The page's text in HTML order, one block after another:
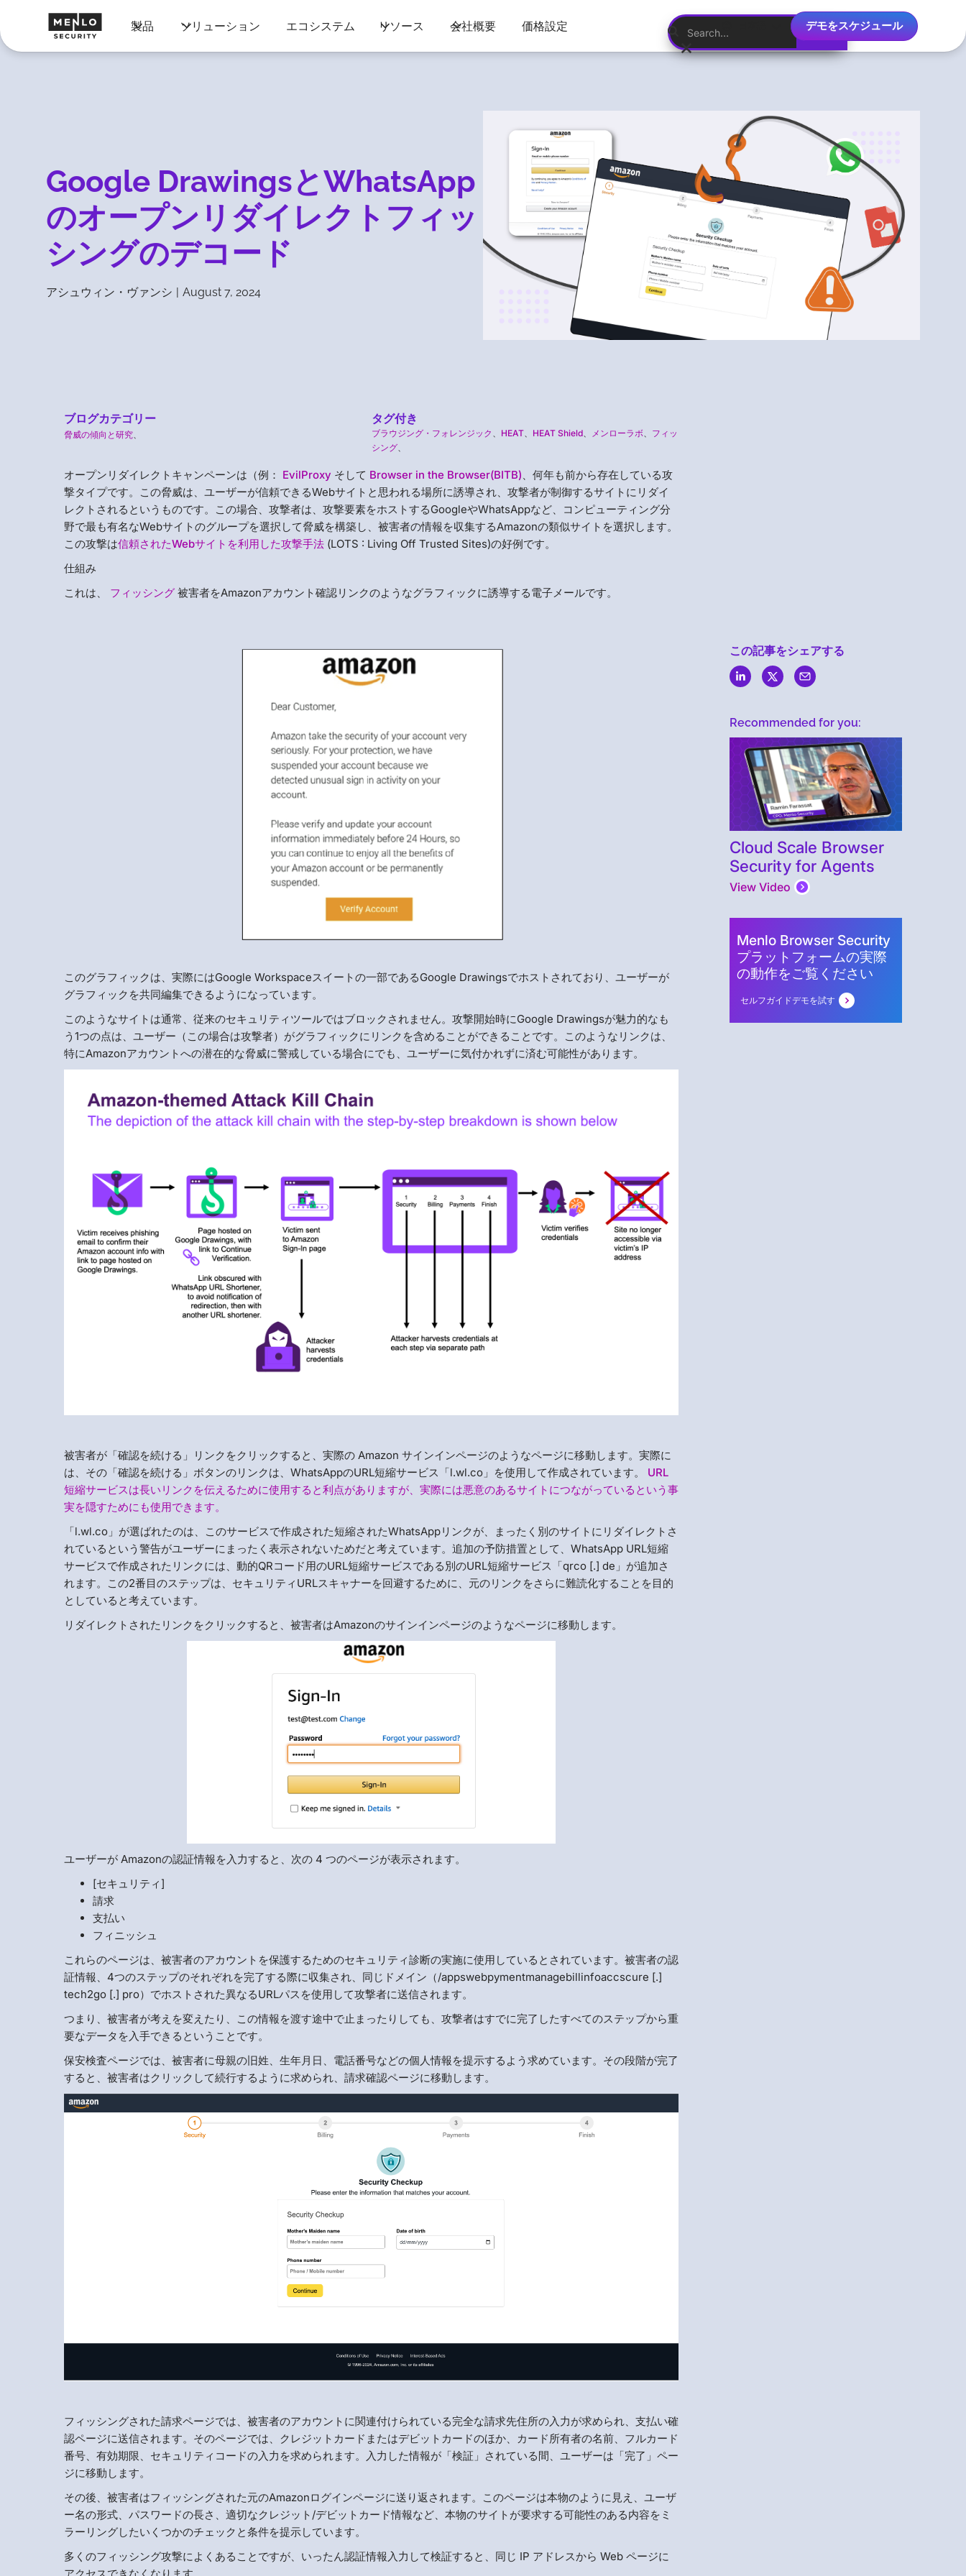
製品 ソリューション エコシステム リソース 会社概要 価格設定 デモをスケジュール
Google DrawingsとWhatsApp
のオープンリダイレクトフィッ
シングのデコード
アシュウィン・ヴァンシ | August 7, 2024
ブログカテゴリー
脅威の傾向と研究
タグ付き
ブラウジング・フォレンジック HEAT、 HEAT Shield、 メンローラボ
フィッ
シング、
オープンリダイレクトキャンペーンは（例： EvilProxy そして Browser in the Browser(BITB)、何年も前から存在している攻
撃タイプです。この脅威は、ユーザーが信頼できるWebサイトと思われる場所に誘導され、攻撃者が制御するサイトにリダイ
レクトされるというものです。この場合、攻撃者は、攻撃要素をホストするGoogleやWhatsAppなど、コンピューティング分
野で最も有名なWebサイトのグループを選択して脅威を構築し、被害者の情報を収集するAmazonの類似サイトを選択します。
この攻撃は信頼されたWebサイトを利用した攻撃手法 (LOTS : Living Off Trusted Sites)の好例です。
仕組み
これは、 フィッシング 被害者をAmazonアカウント確認リンクのようなグラフィックに誘導する電子メールです。
このグラフィックは、実際にはGoogle Workspaceスイートの一部であるGoogle Drawingsでホストされており、ユーザーが
グラフィックを共同編集できるようになっています。
このようなサイトは通常、従来のセキュリティツールではブロックされません。攻撃開始時にGoogle Drawingsが魅力的なも
う1つの点は、ユーザー（この場合は攻撃者）がグラフィックにリンクを含めることができることです。このようなリンクは、
特にAmazonアカウントへの潜在的な脅威に警戒している場合にでも、ユーザーに気付かれずに済む可能性があります。
被害者が「確認を続ける」リンクをクリックすると、実際の Amazon サインインページのようなページに移動します。実際に
は、その「確認を続ける」ボタンのリンクは、WhatsAppのURL短縮サービス「l.wl.co」を使用して作成されています。 URL
短縮サービスは長いリンクを伝えるために使用すると利点がありますが、実際には悪意のあるサイトにつながっているという事
実を隠すためにも使用できます。
「l.wl.co」が選ばれたのは、このサービスで作成された短縮されたWhatsAppリンクが、まったく別のサイトにリダイレクトさ
れているという警告がユーザーにまったく表示されないためだと考えています。追加の予防措置として、WhatsApp URL短縮
サービスで作成されたリンクには、動的QRコード用のURL短縮サービスである別のURL短縮サービス「qrco [.] de」が追加さ
れます。この2番目のステップは、セキュリティURLスキャナーを回避するために、元のリンクをさらに難読化することを目的
としていると考えています。
リダイレクトされたリンクをクリックすると、被害者はAmazonのサインインページのようなページに移動します。
ユーザーが Amazonの認証情報を入力すると、次の 4 つのページが表示されます。
[セキュリティ]
請求
支払い
フィニッシュ
これらのページは、被害者のアカウントを保護するためのセキュリティ診断の実施に使用しているとされています。被害者の認
証情報、4つのステップのそれぞれを完了する際に収集され、同じドメイン（/appswebpymentmanagebillinfoaccscure [.]
tech2go [.] pro）でホストされた異なるURLパスを使用して攻撃者に送信されます。
つまり、被害者が考えを変えたり、この情報を渡す途中で止まったりしても、攻撃者はすでに完了したすべてのステップから重
要なデータを入手できるということです。
保安検査ページでは、被害者に母親の旧姓、生年月日、電話番号などの個人情報を提示するよう求めています。その段階が完了
すると、被害者はクリックして続行するように求められ、請求確認ページに移動します。
フィッシングされた請求ページでは、被害者のアカウントに関連付けられている完全な請求先住所の入力が求められ、支払い確
認ページに送信されます。そのページでは、クレジットカードまたはデビットカードのほか、カード所有者の名前、フルカード
番号、有効期限、セキュリティコードの入力を求められます。入力した情報が「検証」されている間、ユーザーは「完了」ペー
ジに移動します。
その後、被害者はフィッシングされた元のAmazonログインページに送り返されます。このページは本物のように見え、ユーザ
ー名の形式、パスワードの長さ、適切なクレジット/デビットカード情報など、本物のサイトが要求する可能性のある内容をミ
ラーリングしたいくつかのチェックと条件を提示しています。
多くのフィッシング攻撃によくあることですが、いったん認証情報入力して検証すると、同じ IP アドレスから Web ページに
アクセスできなくなります。
この記事をシェアする
Recommended for you:
Cloud Scale Browser
Security for Agents
View Video
Menlo Browser Security
プラットフォームの実際
の動作をご覧ください
セルフガイドデモを試す